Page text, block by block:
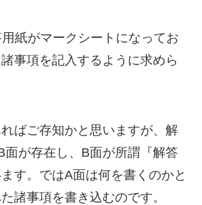
紙がマークシートになってお
事項を記入するように求めら
ばご存知かと思いますが、解
面が存在し、B面が所謂『解答
す。ではA面は何を書くのかと
諸事項を書き込むのです。